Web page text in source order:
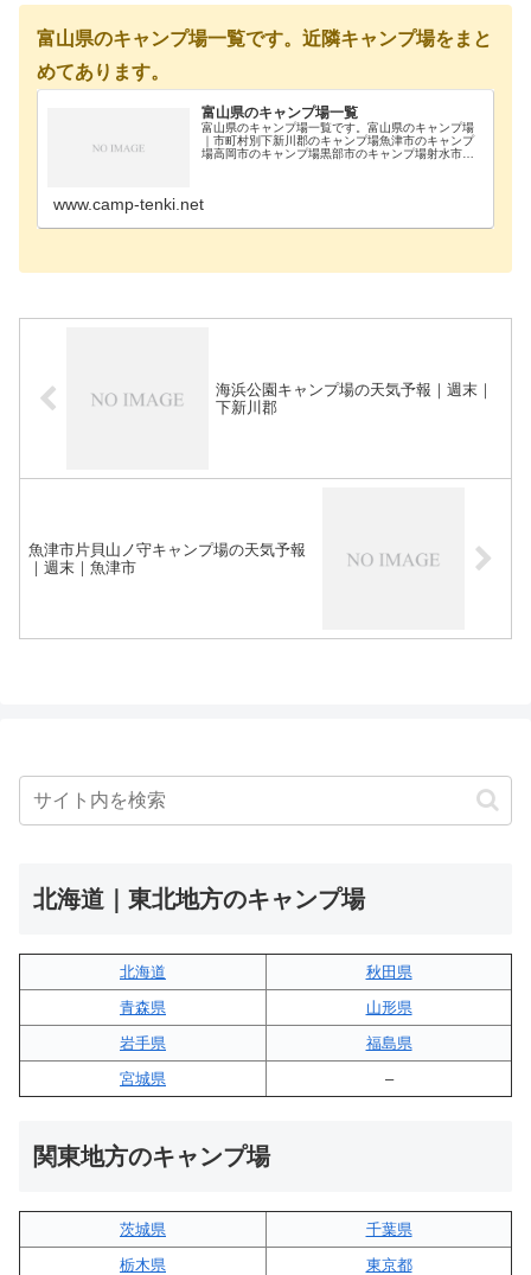
富山県のキャンプ場一覧です。近隣キャンプ場をまと
めてあります。
富山県のキャンプ場一覧
富山県のキャンプ場一覧です。富山県のキャンプ場
｜市町村別下新川郡のキャンプ場魚津市のキャンプ
場高岡市のキャンプ場黒部市のキャンプ場射水市の
www.camp-tenki.net
海浜公園キャンプ場の天気予報｜週末｜
下新川郡
魚津市片貝山ノ守キャンプ場の天気予報
｜週末｜魚津市
北海道｜東北地方のキャンプ場
北海道
秋田県
青森県
山形県
岩手県
福島県
宮城県
–
関東地方のキャンプ場
茨城県
千葉県
栃木県
東京都